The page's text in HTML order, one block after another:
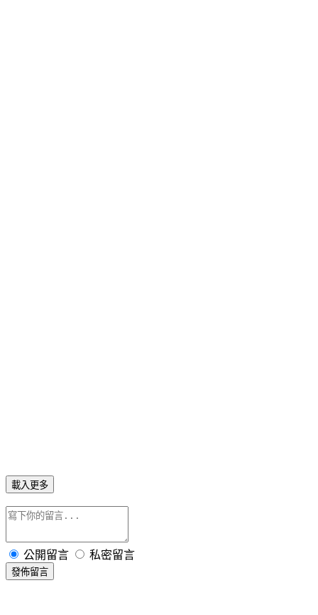
載入更多
公開留言 私密留言
發佈留言